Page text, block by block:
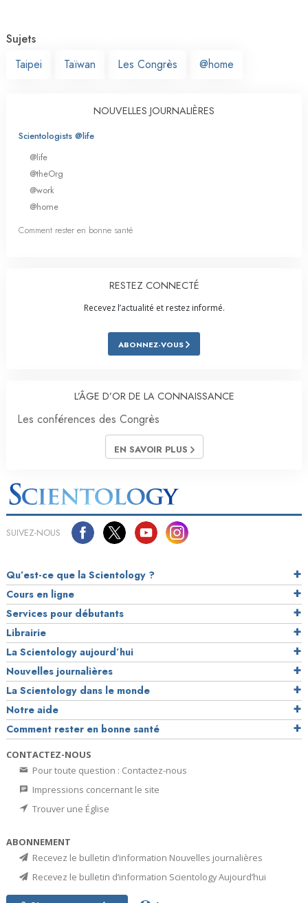
Sujets
Taipei
Taïwan Les Congrès @home
NOUVELLES JOURNALIÈRES
Scientologists @life
@life
@theOrg
@work
@home
Comment rester en bonne santé
RESTEZ CONNECTÉ
Recevez l’actualité et restez informé.
ABONNEZ-VOUS
L’ÂGE D’OR DE LA CONNAISSANCE
Les conférences des Congrès
EN SAVOIR PLUS
SUIVEZ-NOUS
Qu’est-ce que la Scientology ?
Cours en ligne
Services pour débutants
Librairie
La Scientology aujourd’hui
Nouvelles journalières
La Scientology dans le monde
Notre aide
Comment rester en bonne santé
CONTACTEZ-NOUS
Pour toute question : Contactez-nous
Impressions concernant le site
Trouver une Église
ABONNEMENT
Recevez le bulletin d’information Nouvelles journalières
Recevez le bulletin d’information Scientology Aujourd’hui